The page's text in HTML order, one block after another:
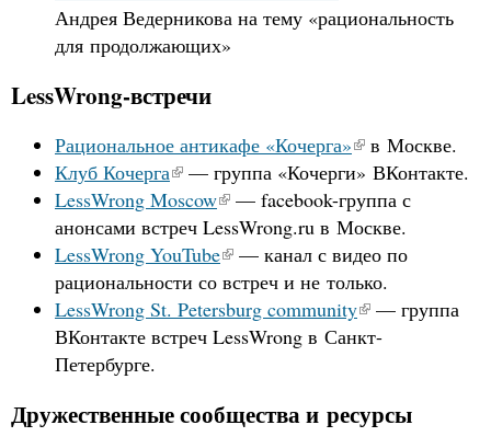
Андрея Ведерникова на тему «рациональность
для продолжающих»
LessWrong-встречи
Рациональное антикафе «Кочерга»
в Москве.
Клуб Кочерга
— группа «Кочерги» ВКонтакте.
LessWrong Moscow
— facebook-группа с
анонсами встреч LessWrong.ru в Москве.
LessWrong YouTube
— канал с видео по
рациональности со встреч и не только.
LessWrong St. Petersburg community
— группа
ВКонтакте встреч LessWrong в Санкт-
Петербурге.
Дружественные сообщества и ресурсы